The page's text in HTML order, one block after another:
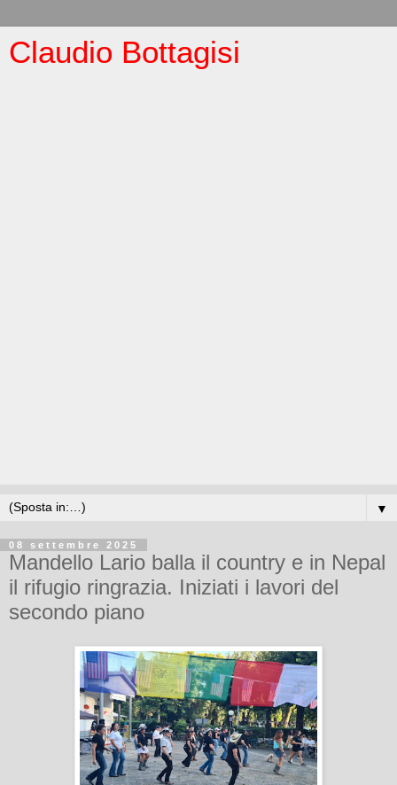
Claudio Bottagisi
▼
08 settembre 2025
Mandello Lario balla il country e in Nepal
il rifugio ringrazia. Iniziati i lavori del
secondo piano